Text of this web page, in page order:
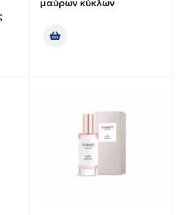
μαύρων κύκλων